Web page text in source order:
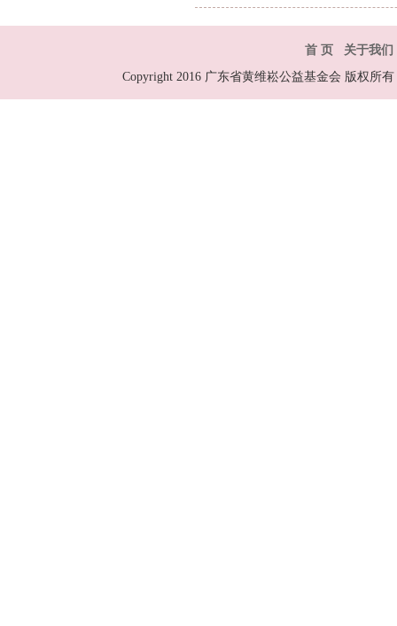
首 页
关于我们
Copyright 2016 广东省黄维崧公益基金会 版权所有